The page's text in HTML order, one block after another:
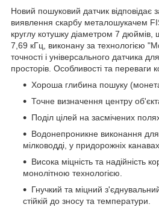
Новий пошуковий датчик відповідає
виявлення скарбу металошукачем
круглу котушку діаметром 7 дюймів,
7,69 кГц, виконану за технологією
точності і універсального датчика
просторів. Особливості та переваги
Хороша глибина пошуку
Точне визначення центру
Поділ цілей на засмічених
Водонепроникне виконання
мілководді, у придорожніх
Висока міцність та надійність
монолітною технологією.
Гнучкий та міцний
стійкій до зносу та температури.